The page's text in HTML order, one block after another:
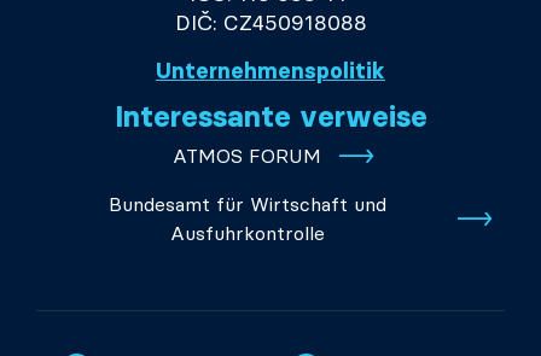
DIČ: CZ450918088
Unternehmenspolitik
Interessante verweise
ATMOS FORUM
Bundesamt für Wirtschaft und
Ausfuhrkontrolle